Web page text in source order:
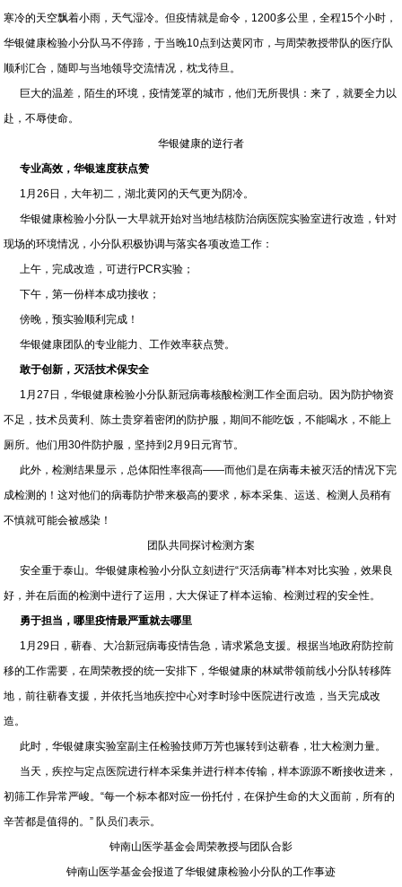
寒冷的天空飘着小雨，天气湿冷。但疫情就是命令，1200多公里，全程15个小时，
华银健康检验小分队马不停蹄，于当晚10点到达黄冈市，与周荣教授带队的医疗队
顺利汇合，随即与当地领导交流情况，枕戈待旦。
巨大的温差，陌生的环境，疫情笼罩的城市，他们无所畏惧：来了，就要全力以
赴，不辱使命。
华银健康的逆行者
专业高效，华银速度获点赞
1月26日，大年初二，湖北黄冈的天气更为阴冷。
华银健康检验小分队一大早就开始对当地结核防治病医院实验室进行改造，针对
现场的环境情况，小分队积极协调与落实各项改造工作：
上午，完成改造，可进行PCR实验；
下午，第一份样本成功接收；
傍晚，预实验顺利完成！
华银健康团队的专业能力、工作效率获点赞。
敢于创新，灭活技术保安全
1月27日，华银健康检验小分队新冠病毒核酸检测工作全面启动。因为防护物资
不足，技术员黄利、陈土贵穿着密闭的防护服，期间不能吃饭，不能喝水，不能上
厕所。他们用30件防护服，坚持到2月9日元宵节。
此外，检测结果显示，总体阳性率很高——而他们是在病毒未被灭活的情况下完
成检测的！这对他们的病毒防护带来极高的要求，标本采集、运送、检测人员稍有
不慎就可能会被感染！
团队共同探讨检测方案
安全重于泰山。华银健康检验小分队立刻进行“灭活病毒”样本对比实验，效果良
好，并在后面的检测中进行了运用，大大保证了样本运输、检测过程的安全性。
勇于担当，哪里疫情最严重就去哪里
1月29日，蕲春、大冶新冠病毒疫情告急，请求紧急支援。根据当地政府防控前
移的工作需要，在周荣教授的统一安排下，华银健康的林斌带领前线小分队转移阵
地，前往蕲春支援，并依托当地疾控中心对李时珍中医院进行改造，当天完成改
造。
此时，华银健康实验室副主任检验技师万芳也辗转到达蕲春，壮大检测力量。
当天，疾控与定点医院进行样本采集并进行样本传输，样本源源不断接收进来，
初筛工作异常严峻。“每一个标本都对应一份托付，在保护生命的大义面前，所有的
辛苦都是值得的。” 队员们表示。
钟南山医学基金会周荣教授与团队合影
钟南山医学基金会报道了华银健康检验小分队的工作事迹